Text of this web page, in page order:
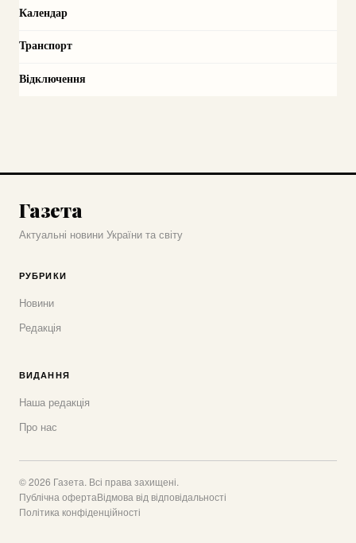
Календар
Транспорт
Відключення
Газета
Актуальні новини України та світу
РУБРИКИ
Новини
Редакція
ВИДАННЯ
Наша редакція
Про нас
© 2026 Газета. Всі права захищені.
Публічна офертаВідмова від відповідальності
Політика конфіденційності